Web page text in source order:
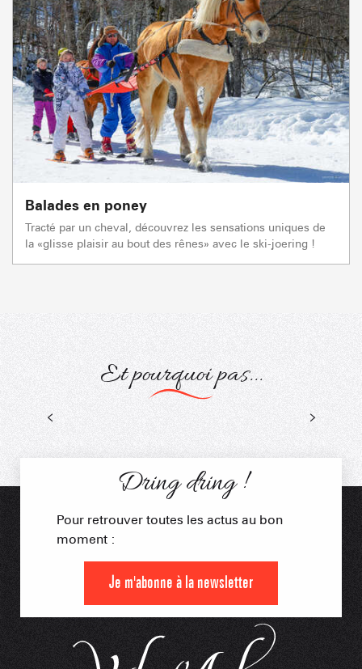
Balades en poney
Tracté par un cheval, découvrez les sensations uniques de
la «glisse plaisir au bout des rênes» avec le ski-joering !
Et pourquoi pas...
Dring dring !
Pour retrouver toutes les actus au bon
moment :
Je m'abonne à la newsletter